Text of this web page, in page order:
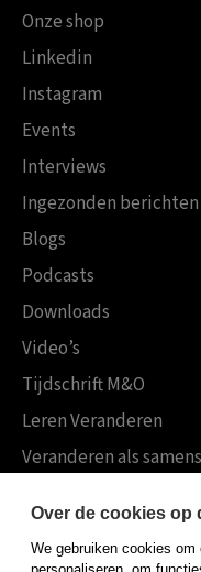
Onze shop
Linkedin
Instagram
Events
Interviews
Ingezonden berichten
Blogs
Podcasts
Downloads
Video’s
Tijdschrift M&O
Leren Veranderen
Veranderen als
Koninklijke Boom
Boom Psychologie
Over de cookies op
We gebruiken cookies